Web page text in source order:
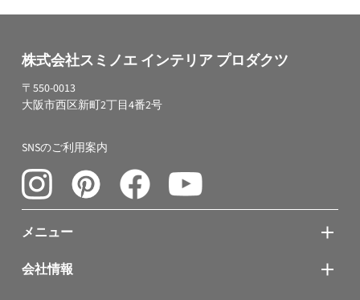
株式会社スミノエ インテリア プロダクツ
〒550-0013
大阪市西区新町2丁目4番2号
SNSのご利用案内
メニュー
会社情報